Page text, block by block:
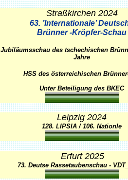
Straßkirchen 2024
63. ’Internationale’
Brünner -Kröpfer-Schau
Jubiläumsschau des tschechischen
Jahre
HSS des österreichischen
Unter Beteiligung des BKEC
Leipzig 2024
128. LIPSIA / 106. Nationle
Erfurt 2025
73. Deutse Rassetaubenschau -